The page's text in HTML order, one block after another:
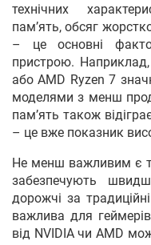
технічних
пам’ять, обсяг
– це основні
пристрою.
або AMD Ryzen 7
моделями з менш
пам’ять також
– це вже показник
Не менш важливим є
забезпечують
дорожчі за
важлива для
від NVIDIA чи AMD